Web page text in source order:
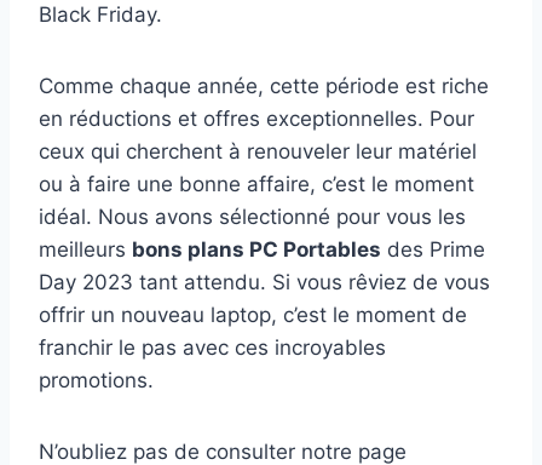
Black Friday.
Comme chaque année, cette période est riche
en réductions et offres exceptionnelles. Pour
ceux qui cherchent à renouveler leur matériel
ou à faire une bonne affaire, c’est le moment
idéal. Nous avons sélectionné pour vous les
meilleurs bons plans PC Portables des Prime
Day 2023 tant attendu. Si vous rêviez de vous
offrir un nouveau laptop, c’est le moment de
franchir le pas avec ces incroyables
promotions.
N’oubliez pas de consulter notre page